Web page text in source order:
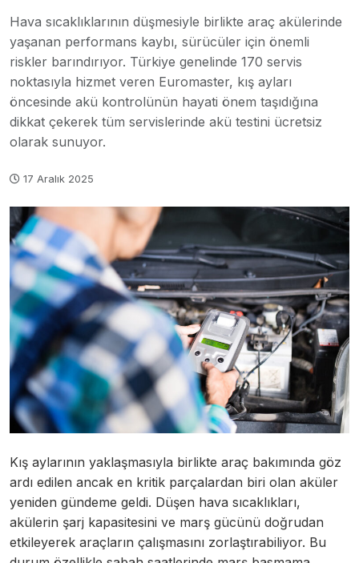
Hava sıcaklıklarının düşmesiyle birlikte araç akülerinde
yaşanan performans kaybı, sürücüler için önemli
riskler barındırıyor. Türkiye genelinde 170 servis
noktasıyla hizmet veren Euromaster, kış ayları
öncesinde akü kontrolünün hayati önem taşıdığına
dikkat çekerek tüm servislerinde akü testini ücretsiz
olarak sunuyor.
17 Aralık 2025
Kış aylarının yaklaşmasıyla birlikte araç bakımında göz
ardı edilen ancak en kritik parçalardan biri olan aküler
yeniden gündeme geldi. Düşen hava sıcaklıkları,
akülerin şarj kapasitesini ve marş gücünü doğrudan
etkileyerek araçların çalışmasını zorlaştırabiliyor. Bu